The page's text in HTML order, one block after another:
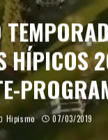
HÍPICOS
Hipismo 07/03/2019